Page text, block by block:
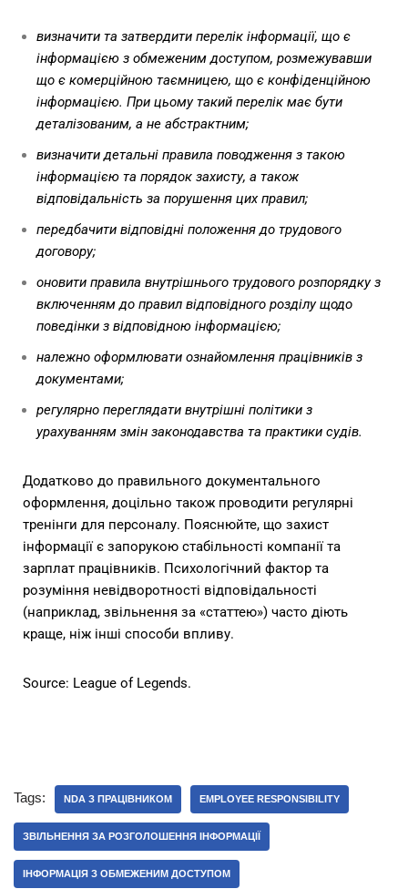
визначити та затвердити перелік інформації, що є
інформацією з обмеженим доступом, розмежувавши
що є комерційною таємницею, що є конфіденційною
інформацією. При цьому такий перелік має бути
деталізованим, а не абстрактним;
визначити детальні правила поводження з такою
інформацією та порядок захисту, а також
відповідальність за порушення цих правил;
передбачити відповідні положення до трудового
договору;
оновити правила внутрішнього трудового розпорядку з
включенням до правил відповідного розділу щодо
поведінки з відповідною інформацією;
належно оформлювати ознайомлення працівників з
документами;
регулярно переглядати внутрішні політики з
урахуванням змін законодавства та практики судів.
Додатково до правильного документального
оформлення, доцільно також проводити регулярні
тренінги для персоналу. Пояснюйте, що захист
інформації є запорукою стабільності компанії та
зарплат працівників. Психологічний фактор та
розуміння невідворотності відповідальності
(наприклад, звільнення за «статтею») часто діють
краще, ніж інші способи впливу.
Source: League of Legends.
Tags: NDA З ПРАЦІВНИКОМ EMPLOYEE RESPONSIBILITY
ЗВІЛЬНЕННЯ ЗА РОЗГОЛОШЕННЯ ІНФОРМАЦІЇ
ІНФОРМАЦІЯ З ОБМЕЖЕНИМ ДОСТУПОМ